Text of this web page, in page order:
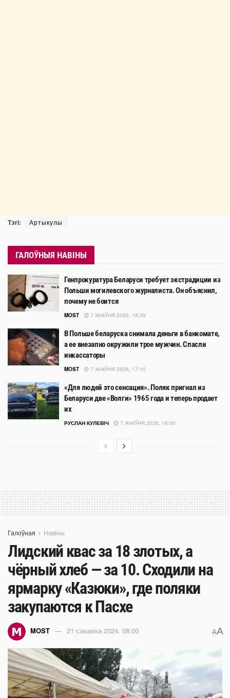
Тэгі: Артыкулы
ГАЛОЎНЫЯ НАВІНЫ
Генпрокуратура Беларуси требует экстрадиции из
Польши могилевского журналиста. Он объяснил,
почему не боится
MOST 7 ЖНІЎНЯ 2026, 18:39
В Польше беларуска снимала деньги в банкомате,
а ее внезапно окружили трое мужчин. Спасли
инкассаторы
MOST 7 ЖНІЎНЯ 2026, 17:10
«Для людей это сенсация». Поляк пригнал из
Беларуси две «Волги» 1965 года и теперь продает
их
РУСЛАН КУЛЕВІЧ 7 ЖНІЎНЯ 2026, 16:00
Галоўная Навіны
Лидский квас за 18 злотых, а
чёрный хлеб — за 10. Сходили на
ярмарку «Казюки», где поляки
закупаются к Пасхе
MOST 21 сакавіка 2024, 08:00 AA